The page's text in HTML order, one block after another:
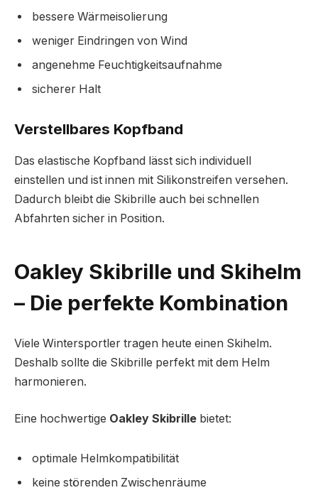
bessere Wärmeisolierung
weniger Eindringen von Wind
angenehme Feuchtigkeitsaufnahme
sicherer Halt
Verstellbares Kopfband
Das elastische Kopfband lässt sich individuell
einstellen und ist innen mit Silikonstreifen versehen.
Dadurch bleibt die Skibrille auch bei schnellen
Abfahrten sicher in Position.
Oakley Skibrille und Skihelm
– Die perfekte Kombination
Viele Wintersportler tragen heute einen Skihelm.
Deshalb sollte die Skibrille perfekt mit dem Helm
harmonieren.
Eine hochwertige Oakley Skibrille bietet:
optimale Helmkompatibilität
keine störenden Zwischenräume